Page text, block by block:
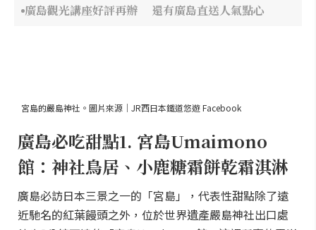
廣島觀光講座好評再辦 還有廣島直送人氣點心
宮島的嚴島神社。圖片來源｜JR西日本鐵道悠遊 Facebook
廣島必吃甜點1. 宮島Umaimono
館：神社鳥居、小鹿糖霜餅乾霜淇淋
廣島必訪日本三景之一的「宮島」，代表性甜點除了遠
近馳名的紅葉饅頭之外，位於世界遺產嚴島神社出口處